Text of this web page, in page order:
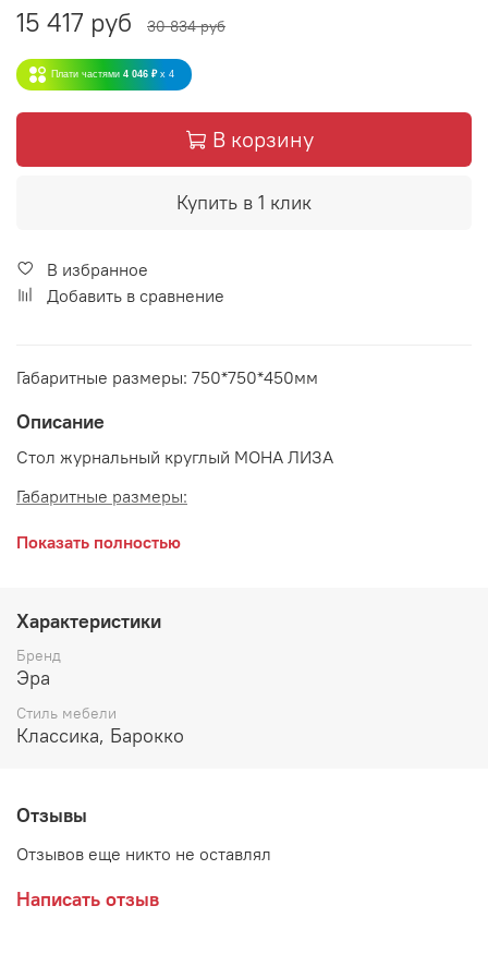
15 417 руб 30 834 руб
Плати частями 4 046 ₽ x 4
В корзину
Купить в 1 клик
В избранное
Добавить в сравнение
Габаритные размеры: 750*750*450мм
Описание
Стол журнальный круглый МОНА ЛИЗА
Габаритные размеры:
длина 750 мм
высота 450 мм
Цвет:
Крем
Декоративные элементы покрыты золотой и темной
патиной, сверху покрыто лаком
Показать полностью
Характеристики
Бренд
Эра
Стиль мебели
Классика, Барокко
Отзывы
Отзывов еще никто не оставлял
Написать отзыв